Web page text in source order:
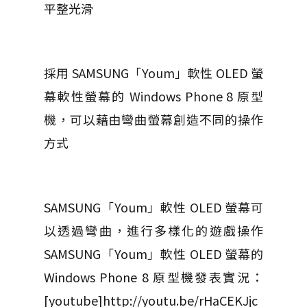
平整光滑
採用 SAMSUNG「Youm」軟性 OLED 螢
幕軟性螢幕的 Windows Phone 8 原型
機，可以藉由彎曲螢幕創造不同的操作
方式
SAMSUNG「Youm」軟性 OLED 螢幕可
以透過彎曲，進行多樣化的遊戲操作
SAMSUNG「Youm」軟性 OLED 螢幕的
Windows Phone 8 原型機發表實況：
[youtube]http://youtu.be/rHaCEKJjc